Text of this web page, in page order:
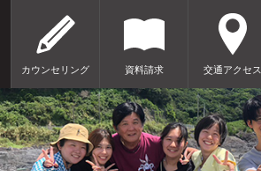
カウンセリング 資料請求 交通アクセス